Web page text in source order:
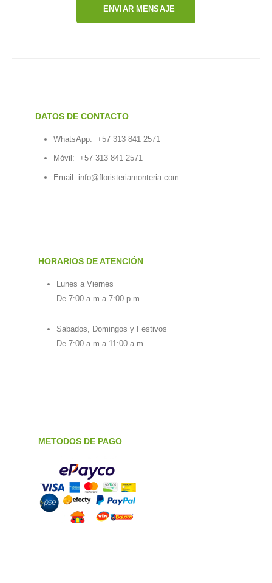
ENVIAR MENSAJE
DATOS DE CONTACTO
WhatsApp: +57 313 841 2571
Móvil: +57 313 841 2571
Email: info@floristeriamonteria.com
HORARIOS DE ATENCIÓN
Lunes a Viernes
De 7:00 a.m a 7:00 p.m
Sabados, Domingos y Festivos
De 7:00 a.m a 11:00 a.m
METODOS DE PAGO